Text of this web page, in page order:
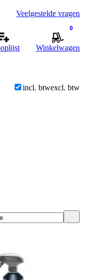
Veelgestelde vragen
0
Winkelwagen
incl. btwexcl. btw